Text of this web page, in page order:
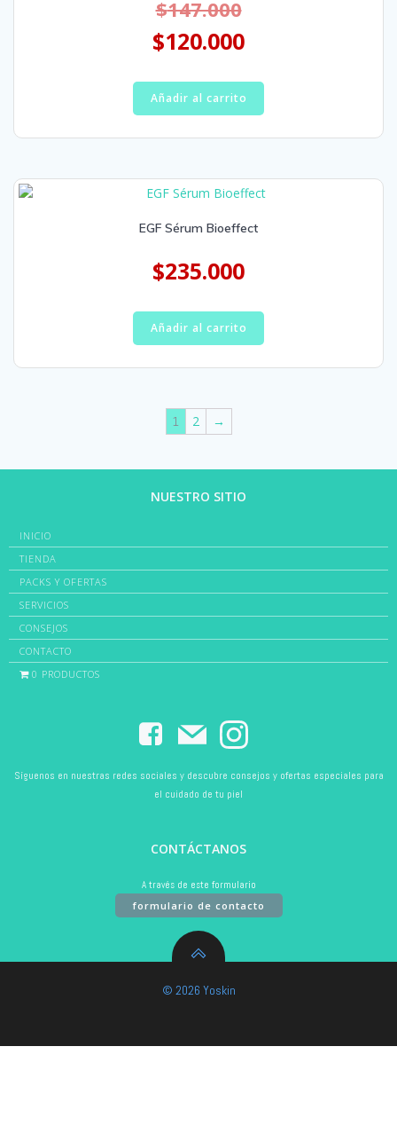
$147.000
$120.000
Añadir al carrito
EGF Sérum Bioeffect
$235.000
Añadir al carrito
1 2 →
NUESTRO SITIO
INICIO
TIENDA
PACKS Y OFERTAS
SERVICIOS
CONSEJOS
CONTACTO
0 PRODUCTOS
Síguenos en nuestras redes sociales y descubre consejos y ofertas especiales para
el cuidado de tu piel
CONTÁCTANOS
A través de este formulario
formulario de contacto
© 2026 Yoskin